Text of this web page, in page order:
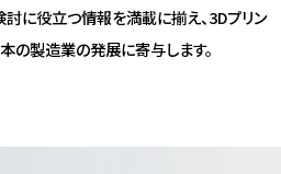
に役立つ情報を満載に揃え、3Dプリン
の製造業の発展に寄与します。